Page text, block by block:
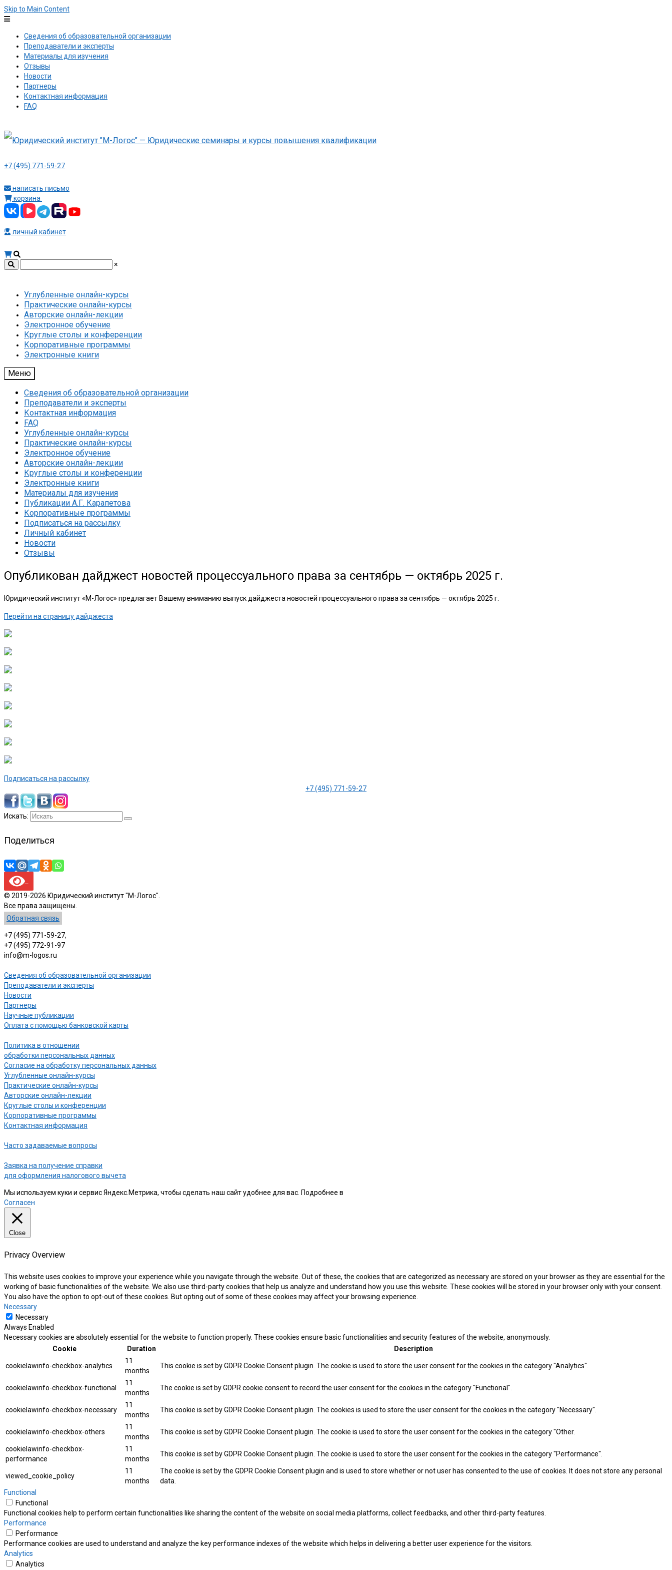
Skip to Main Content
Сведения об образовательной организации
Преподаватели и эксперты
Материалы для изучения
Отзывы
Новости
Партнеры
Контактная информация
FAQ
+7 (495) 771-59-27
написать письмо
корзина
личный кабинет
×
Углубленные онлайн-курсы
Практические онлайн-курсы
Авторские онлайн-лекции
Электронное обучение
Круглые столы и конференции
Корпоративные программы
Электронные книги
Меню
Сведения об образовательной организации
Преподаватели и эксперты
Контактная информация
FAQ
Углубленные онлайн-курсы
Практические онлайн-курсы
Электронное обучение
Авторские онлайн-лекции
Круглые столы и конференции
Электронные книги
Материалы для изучения
Публикации А.Г. Карапетова
Корпоративные программы
Подписаться на рассылку
Личный кабинет
Новости
Отзывы
Опубликован дайджест новостей процессуального права за сентябрь — октябрь 2025 г.
Юридический институт «М-Логос» предлагает Вашему вниманию выпуск дайджеста новостей процессуального права за сентябрь — октябрь 2025 г.
Перейти на страницу дайджеста
Подписаться на рассылку
+7 (495) 771-59-27
Искать:
Поделиться
© 2019-2026 Юридический институт "М-Логос".
Все права защищены.
Обратная связь
+7 (495) 771-59-27,
+7 (495) 772-91-97
info@m-logos.ru
Сведения об образовательной организации
Преподаватели и эксперты
Новости
Партнеры
Научные публикации
Оплата с помощью банковской карты
Политика в отношении
обработки персональных данных
Согласие на обработку персональных данных
Углубленные онлайн-курсы
Практические онлайн-курсы
Авторские онлайн-лекции
Круглые столы и конференции
Корпоративные программы
Контактная информация
Часто задаваемые вопросы
Заявка на получение справки
для оформления налогового вычета
Мы используем куки и сервис Яндекс.Метрика, чтобы сделать наш сайт удобнее для вас. Подробнее в
Согласен
Close
Privacy Overview
This website uses cookies to improve your experience while you navigate through the website. Out of these, the cookies that are categorized as necessary are stored on your browser as they are essential for the
working of basic functionalities of the website. We also use third-party cookies that help us analyze and understand how you use this website. These cookies will be stored in your browser only with your consent.
You also have the option to opt-out of these cookies. But opting out of some of these cookies may affect your browsing experience.
Necessary
Necessary
Always Enabled
Necessary cookies are absolutely essential for the website to function properly. These cookies ensure basic functionalities and security features of the website, anonymously.
Cookie
Duration Description
cookielawinfo-checkbox-analytics
11
months
This cookie is set by GDPR Cookie Consent plugin. The cookie is used to store the user consent for the cookies in the category "Analytics".
cookielawinfo-checkbox-functional
11
months
The cookie is set by GDPR cookie consent to record the user consent for the cookies in the category "Functional".
cookielawinfo-checkbox-necessary
11
months
This cookie is set by GDPR Cookie Consent plugin. The cookies is used to store the user consent for the cookies in the category "Necessary".
cookielawinfo-checkbox-others
11
months
This cookie is set by GDPR Cookie Consent plugin. The cookie is used to store the user consent for the cookies in the category "Other.
cookielawinfo-checkbox-
performance
11
months
This cookie is set by GDPR Cookie Consent plugin. The cookie is used to store the user consent for the cookies in the category "Performance".
viewed_cookie_policy
11
months
The cookie is set by the GDPR Cookie Consent plugin and is used to store whether or not user has consented to the use of cookies. It does not store any personal
data.
Functional
Functional
Functional cookies help to perform certain functionalities like sharing the content of the website on social media platforms, collect feedbacks, and other third-party features.
Performance
Performance
Performance cookies are used to understand and analyze the key performance indexes of the website which helps in delivering a better user experience for the visitors.
Analytics
Analytics